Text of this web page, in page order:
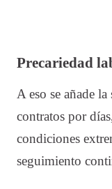
Precariedad
A eso se añade
contratos por
condiciones
seguimiento